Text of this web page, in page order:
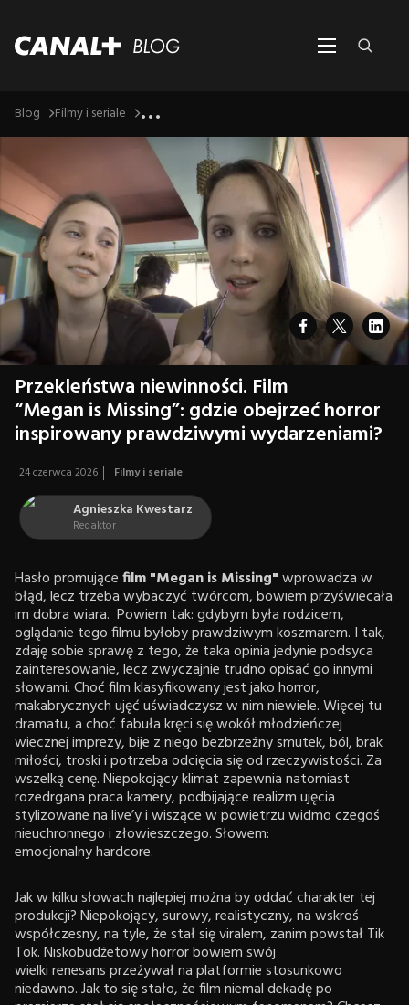
Blog Filmy i seriale ...
Przekleństwa niewinności. Film
“Megan is Missing”: gdzie obejrzeć horror
inspirowany prawdziwymi wydarzeniami?
24 czerwca 2026 Filmy i seriale
Agnieszka Kwestarz
Redaktor
Hasło promującefilm "Megan is Missing"wprowadza w
błąd, lecz trzeba wybaczyć twórcom, bowiem przyświecała
im dobra wiara. Powiem tak: gdybym była rodzicem,
oglądanie tego filmu byłoby prawdziwym koszmarem. I tak,
zdaję sobie sprawę z tego, że taka opinia jedynie podsyca
zainteresowanie, lecz zwyczajnie trudno opisać go innymi
słowami. Choć film klasyfikowany jest jako horror,
makabrycznych ujęć uświadczysz w nim niewiele. Więcej tu
dramatu, a choć fabuła kręci się wokół młodzieńczej
wiecznej imprezy, bije z niego bezbrzeżny smutek, ból, brak
miłości, troski i potrzeba odcięcia się od rzeczywistości. Za
wszelką cenę. Niepokojący klimat zapewnia natomiast
rozedrgana praca kamery, podbijające realizm ujęcia
stylizowane na live’y i wiszące w powietrzu widmo czegoś
nieuchronnego i złowieszczego. Słowem:
emocjonalny hardcore.
Jak w kilku słowach najlepiej można by oddać charakter tej
produkcji? Niepokojący, surowy, realistyczny, na wskroś
współczesny, na tyle, że stał się viralem, zanim powstał Tik
Tok. Niskobudżetowy horror bowiem swój
wielki renesans przeżywał na platformie stosunkowo
niedawno. Jak to się stało, że film niemal dekadę po